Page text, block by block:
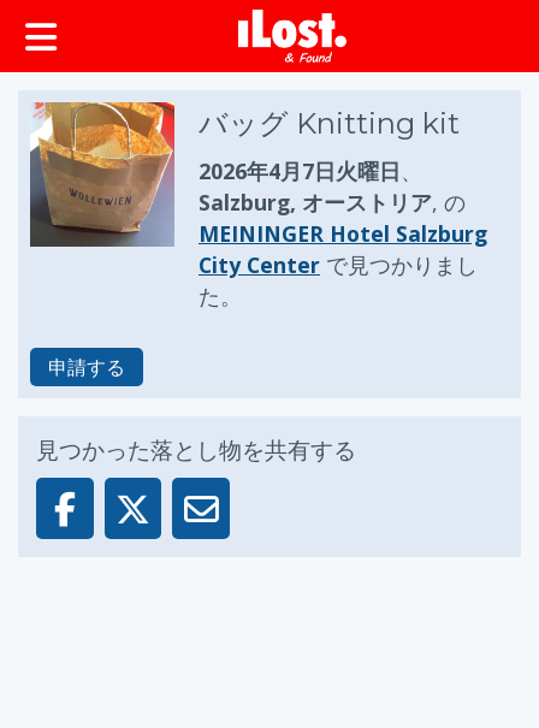
ップ
バッグ Knitting kit
2026年4月7日火曜日、
Salzburg, オーストリア, の
MEININGER Hotel Salzburg
City Center で見つかりまし
た。
申請する
見つかった落とし物を共有する